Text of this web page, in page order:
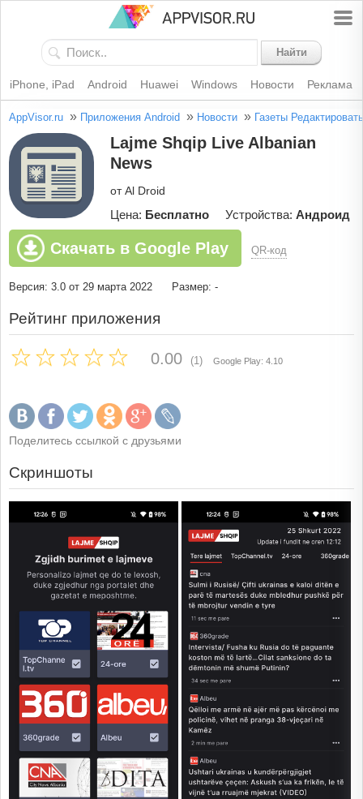
Найти
iPhone, iPad Android Huawei Windows Новости Реклама
AppVisor.ru » Приложения Android » Новости » Газеты Редактировать
Lajme Shqip Live Albanian
News
от Al Droid
Цена: Бесплатно Устройства: Андроид
Скачать в Google Play QR-код
Версия: 3.0 от 29 марта 2022 Размер: -
Рейтинг приложения
0.00 (1) Google Play: 4.10
Поделитесь ссылкой с друзьями
Скриншоты